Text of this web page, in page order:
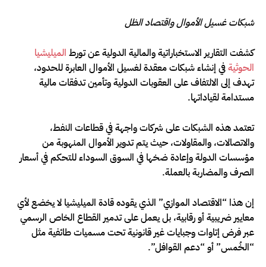
شبكات غسيل الأموال واقتصاد الظل
كشفت التقارير الاستخباراتية والمالية الدولية عن تورط الميليشيا
الحوثيةفي إنشاء شبكات معقدة لغسيل الأموال العابرة للحدود،
تهدف إلى الالتفاف على العقوبات الدولية وتأمين تدفقات مالية
مستدامة لقياداتها.
تعتمد هذه الشبكات على شركات واجهة في قطاعات النفط،
والاتصالات، والمقاولات، حيث يتم تدوير الأموال المنهوبة من
مؤسسات الدولة وإعادة ضخها في السوق السوداء للتحكم في أسعار
الصرف والمضاربة بالعملة.
إن هذا “الاقتصاد الموازي” الذي يقوده قادة الميليشيا لا يخضع لأي
معايير ضريبية أو رقابية، بل يعمل على تدمير القطاع الخاص الرسمي
عبر فرض إتاوات وجبايات غير قانونية تحت مسميات طائفية مثل
“الخُمس” أو “دعم القوافل”.